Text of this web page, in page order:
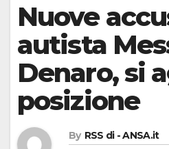
Nuove
autista
Denaro, si
posizione
By RSS di - ANSA.it